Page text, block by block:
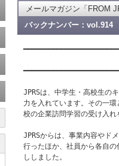
メールマガジン「FROM
バックナンバー：vol.914
JPRSは、中学生・高校生の
力を入れています。その一
校の企業訪問学習の受け入れ
JPRSからは、事業内容やド
行ったほか、社員から各自
ししました。